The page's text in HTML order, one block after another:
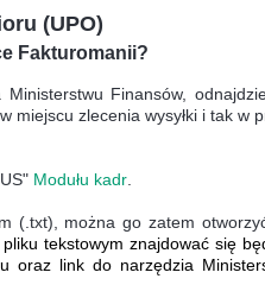
(UPO)
Fakturomanii?
Finansów,
miejscu zlecenia wysyłki i tak w
Modułu kadr.
(.txt), można go zatem
tekstowym znajdować się
oraz link do narzędzia